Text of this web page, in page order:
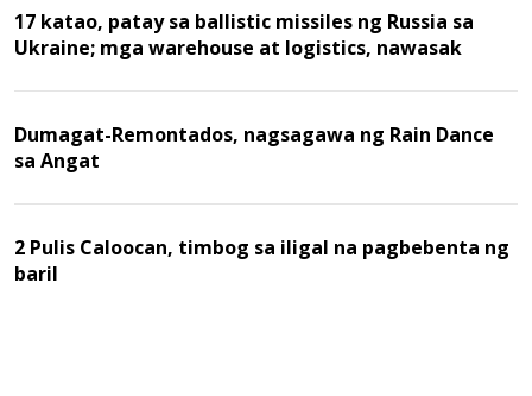
17 katao, patay sa ballistic missiles ng Russia sa
Ukraine; mga warehouse at logistics, nawasak
Dumagat-Remontados, nagsagawa ng Rain Dance
sa Angat
2 Pulis Caloocan, timbog sa iligal na pagbebenta ng
baril